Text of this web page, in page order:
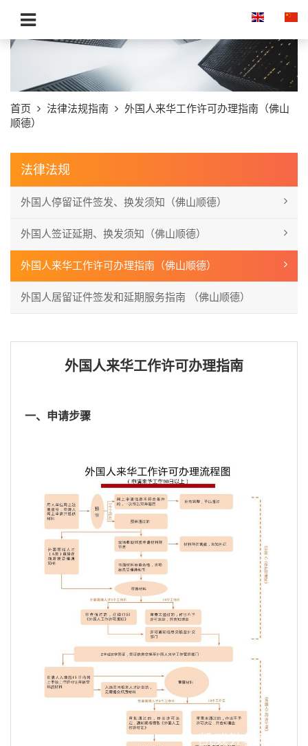
首页 法律法规指南
外国人来华工作许可办理指南（佛山
顺德）
法律法规
外国人停留证件签发、换发须知（佛山顺德）
外国人签证延期、换发须知（佛山顺德）
外国人来华工作许可办理指南（佛山顺德）
外国人居留证件签发和延期服务指南 （佛山顺德）
外国人来华工作许可办理指南
一、申请步骤